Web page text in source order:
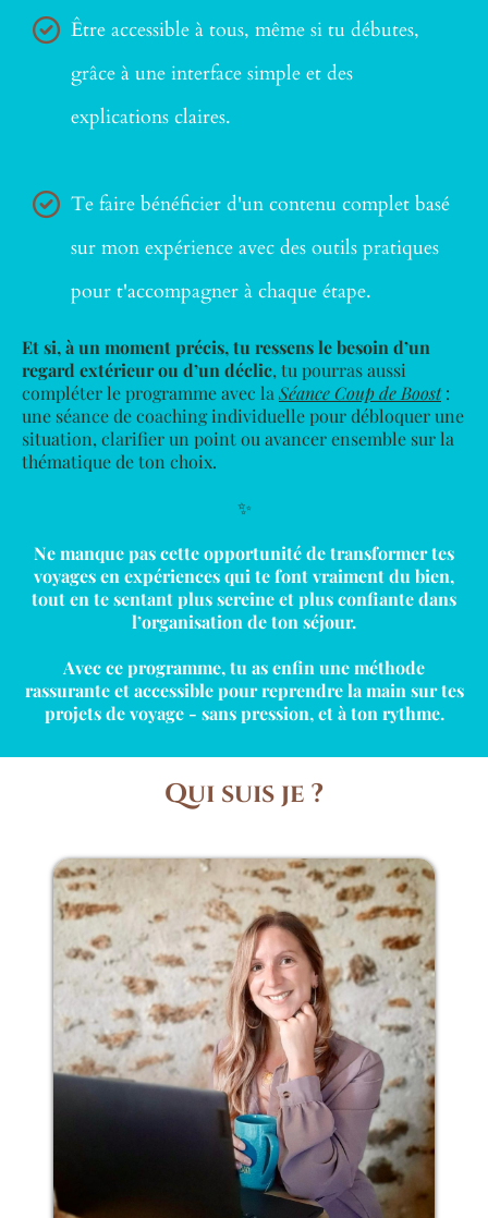
Être accessible à tous, même si tu débutes,
grâce à une interface simple et des
explications claires.
Te faire bénéficier d'un contenu complet basé
sur mon expérience avec des outils pratiques
pour t'accompagner à chaque étape.
Et si, à un moment précis, tu ressens le besoin d’un
regard extérieur ou d’un déclic, tu pourras aussi
compléter le programme avec la Séance Coup de Boost :
une séance de coaching individuelle pour débloquer une
situation, clarifier un point ou avancer ensemble sur la
thématique de ton choix.
✨
Ne manque pas cette opportunité de transformer tes
voyages en expériences qui te font vraiment du bien,
tout en te sentant plus sereine et plus confiante dans
l’organisation de ton séjour.
Avec ce programme, tu as enfin une méthode
rassurante et accessible pour reprendre la main sur tes
projets de voyage - sans pression, et à ton rythme.
Qui suis je ?